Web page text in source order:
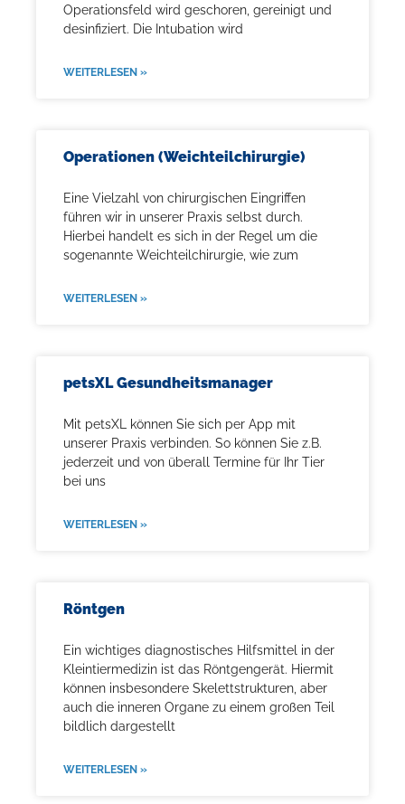
Operationsfeld wird geschoren, gereinigt und
desinfiziert. Die Intubation wird
WEITERLESEN »
Operationen (Weichteilchirurgie)
Eine Vielzahl von chirurgischen Eingriffen
führen wir in unserer Praxis selbst durch.
Hierbei handelt es sich in der Regel um die
sogenannte Weichteilchirurgie, wie zum
WEITERLESEN »
petsXL Gesundheitsmanager
Mit petsXL können Sie sich per App mit
unserer Praxis verbinden. So können Sie z.B.
jederzeit und von überall Termine für Ihr Tier
bei uns
WEITERLESEN »
Röntgen
Ein wichtiges diagnostisches Hilfsmittel in der
Kleintiermedizin ist das Röntgengerät. Hiermit
können insbesondere Skelettstrukturen, aber
auch die inneren Organe zu einem großen Teil
bildlich dargestellt
WEITERLESEN »